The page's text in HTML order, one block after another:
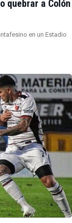
quebrar a Colón
en un Estadio